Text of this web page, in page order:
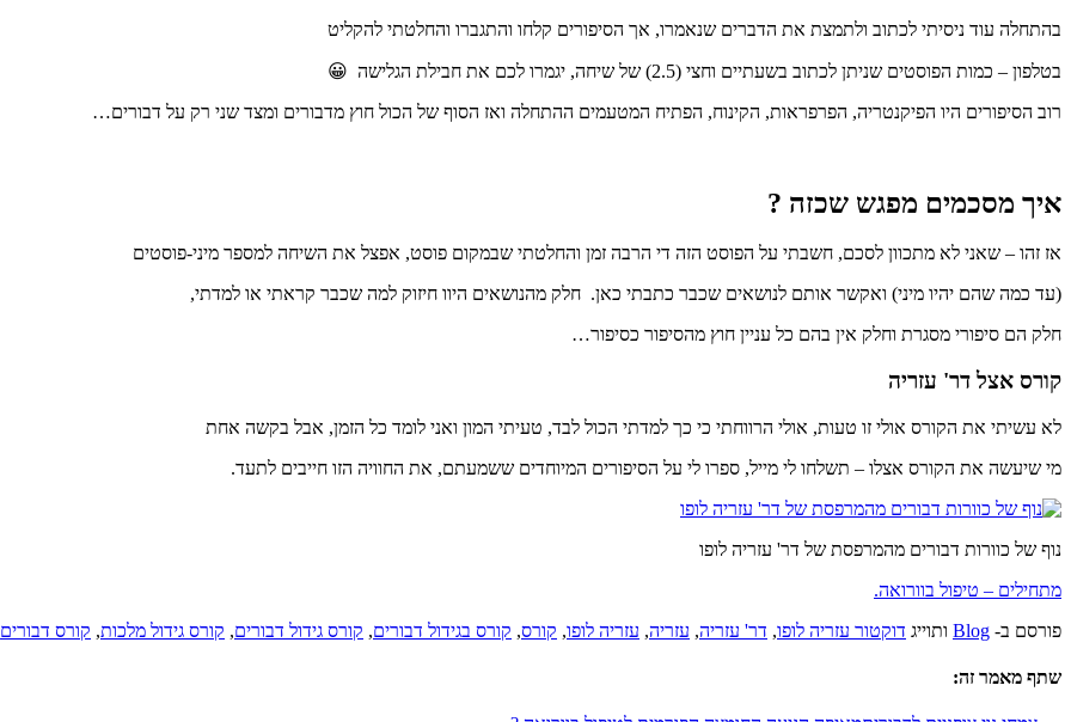
בהתחלה עוד ניסיתי לכתוב ולתמצת את הדברים שנאמרו, אך הסיפורים קלחו והתגברו והחלטתי להקליט
בטלפון – כמות הפוסטים שניתן לכתוב בשעתיים וחצי (2.5) של שיחה, יגמרו לכם את חבילת הגלישה 😀
רוב הסיפורים היו הפיקנטריה, הפרפראות, הקינוח, הפתיח המטעמים ההתחלה ואז הסוף של הכול חוץ מדבורים ומצד שני רק על דבורים…
איך מסכמים מפגש שכזה ?
אז זהו – שאני לא מתכוון לסכם, חשבתי על הפוסט הזה די הרבה זמן והחלטתי שבמקום פוסט, אפצל את השיחה למספר מיני-פוסטים
(עד כמה שהם יהיו מיני) ואקשר אותם לנושאים שכבר כתבתי כאן. חלק מהנושאים היוו חיזוק למה שכבר קראתי או למדתי,
חלק הם סיפורי מסגרת וחלק אין בהם כל עניין חוץ מהסיפור כסיפור…
קורס אצל דר' עזריה
לא עשיתי את הקורס אולי זו טעות, אולי הרווחתי כי כך למדתי הכול לבד, טעיתי המון ואני לומד כל הזמן, אבל בקשה אחת
מי שיעשה את הקורס אצלו – תשלחו לי מייל, ספרו לי על הסיפורים המיוחדים ששמעתם, את החוויה הזו חייבים לתעד.
נוף של כוורות דבורים מהמרפסת של דר' עזריה לופו
מתחילים – טיפול בוורואה.
פורסם ב- Blog ותוייג דוקטור עזריה לופו, דר' עזריה, עזריה, עזריה לופו, קורס, קורס בגידול דבורים, קורס גידול דבורים, קורס גידול מלכות, קורס דבורים
שתף מאמר זה: